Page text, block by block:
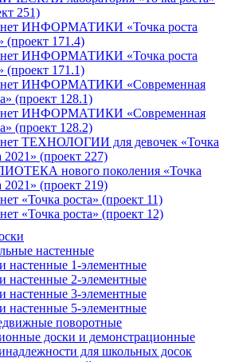
251)
ИНФОРМАТИКИ «Точка роста
(проект 171.4)
ИНФОРМАТИКИ «Точка роста
(проект 171.1)
ИНФОРМАТИКИ «Современная
(проект 128.1)
ИНФОРМАТИКИ «Современная
(проект 128.2)
ТЕХНОЛОГИИ для девочек «Точка
2021» (проект 227)
нового поколения «Точка
2021» (проект 219)
«Точка роста» (проект 11)
«Точка роста» (проект 12)
настенные
настенные 1-элементные
настенные 2-элементные
настенные 3-элементные
настенные 5-элементные
поворотные
доски и демонстрационные
для школьных досок